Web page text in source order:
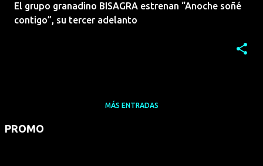
El grupo granadino BISAGRA estrenan “Anoche soñé
contigo”, su tercer adelanto
MÁS ENTRADAS
PROMO